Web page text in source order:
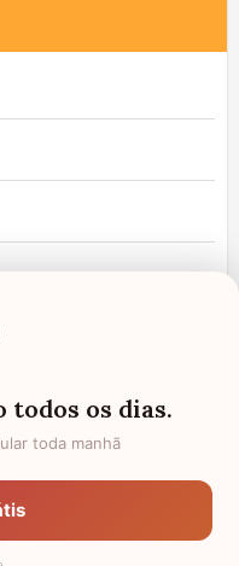
os dias.
toda manhã